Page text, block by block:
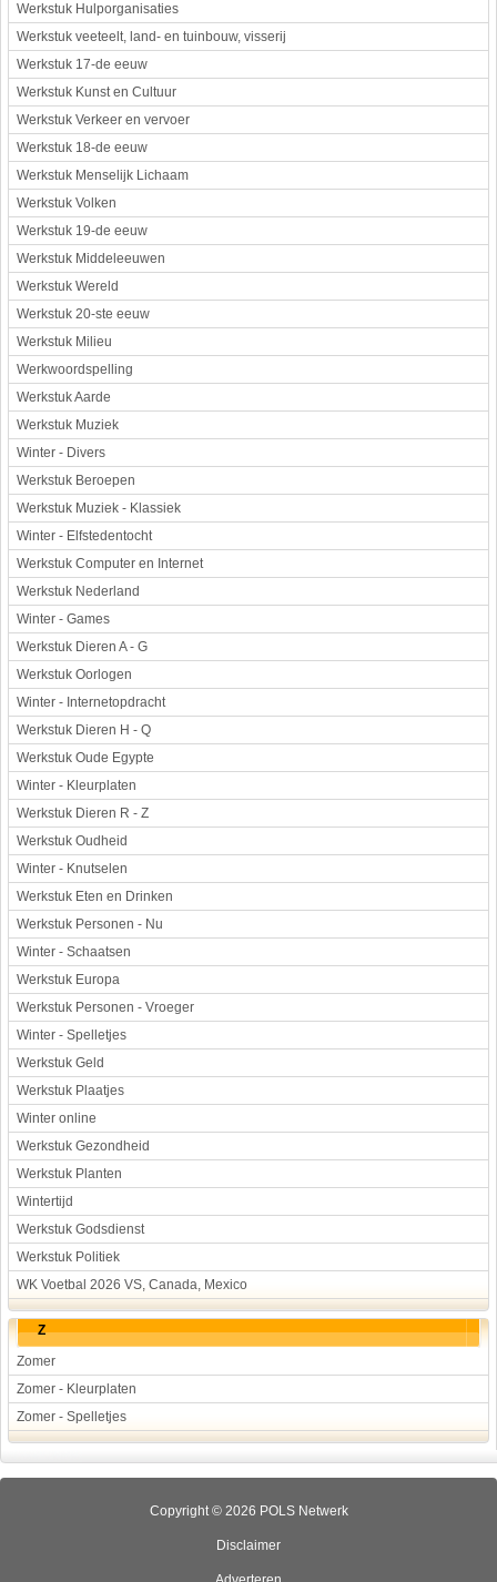
Werkstuk Hulporganisaties
Werkstuk veeteelt, land- en tuinbouw, visserij
Werkstuk 17-de eeuw
Werkstuk Kunst en Cultuur
Werkstuk Verkeer en vervoer
Werkstuk 18-de eeuw
Werkstuk Menselijk Lichaam
Werkstuk Volken
Werkstuk 19-de eeuw
Werkstuk Middeleeuwen
Werkstuk Wereld
Werkstuk 20-ste eeuw
Werkstuk Milieu
Werkwoordspelling
Werkstuk Aarde
Werkstuk Muziek
Winter - Divers
Werkstuk Beroepen
Werkstuk Muziek - Klassiek
Winter - Elfstedentocht
Werkstuk Computer en Internet
Werkstuk Nederland
Winter - Games
Werkstuk Dieren A - G
Werkstuk Oorlogen
Winter - Internetopdracht
Werkstuk Dieren H - Q
Werkstuk Oude Egypte
Winter - Kleurplaten
Werkstuk Dieren R - Z
Werkstuk Oudheid
Winter - Knutselen
Werkstuk Eten en Drinken
Werkstuk Personen - Nu
Winter - Schaatsen
Werkstuk Europa
Werkstuk Personen - Vroeger
Winter - Spelletjes
Werkstuk Geld
Werkstuk Plaatjes
Winter online
Werkstuk Gezondheid
Werkstuk Planten
Wintertijd
Werkstuk Godsdienst
Werkstuk Politiek
WK Voetbal 2026 VS, Canada, Mexico
Z
Zomer
Zomer - Kleurplaten
Zomer - Spelletjes
Copyright © 2026 POLS Netwerk
Disclaimer